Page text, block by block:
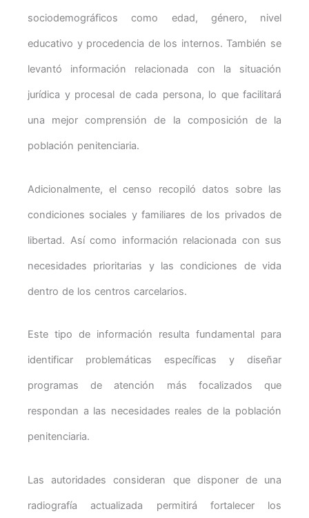
sociodemográficos como edad, género, nivel
educativo y procedencia de los internos. También se
levantó información relacionada con la situación
jurídica y procesal de cada persona, lo que facilitará
una mejor comprensión de la composición de la
población penitenciaria.
Adicionalmente, el censo recopiló datos sobre las
condiciones sociales y familiares de los privados de
libertad. Así como información relacionada con sus
necesidades prioritarias y las condiciones de vida
dentro de los centros carcelarios.
Este tipo de información resulta fundamental para
identificar problemáticas específicas y diseñar
programas de atención más focalizados que
respondan a las necesidades reales de la población
penitenciaria.
Las autoridades consideran que disponer de una
radiografía actualizada permitirá fortalecer los